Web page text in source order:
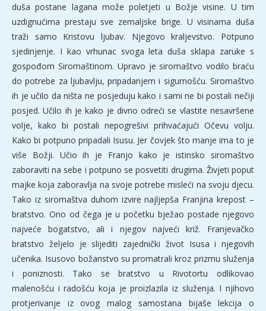
duša postane lagana može poletjeti u Božje visine. U tim
uzdignućima prestaju sve zemaljske brige. U visinama duša
traži samo Kristovu ljubav. Njegovo kraljevstvo. Potpuno
sjedinjenje. I kao vrhunac svoga leta duša sklapa zaruke s
gospođom Siromaštinom. Upravo je siromaštvo vodilo braću
do potrebe za ljubavlju, pripadanjem i sigurnošću. Siromaštvo
ih je učilo da ništa ne posjeduju kako i sami ne bi postali nečiji
posjed. Učilo ih je kako je divno odreći se vlastite nesavršene
volje, kako bi postali nepogrešivi prihvaćajući Očevu volju.
Kako bi potpuno pripadali Isusu. Jer čovjek što manje ima to je
više Božji. Učio ih je Franjo kako je istinsko siromaštvo
zaboraviti na sebe i potpuno se posvetiti drugima. Živjeti poput
majke koja zaboravlja na svoje potrebe misleći na svoju djecu.
Tako iz siromaštva duhom izvire najljepša Franjina krepost –
bratstvo. Ono od čega je u početku bježao postade njegovo
najveće bogatstvo, ali i njegov najveći križ. Franjevačko
bratstvo željelo je slijediti zajednički život Isusa i njegovih
učenika. Isusovo božanstvo su promatrali kroz prizmu služenja
i poniznosti. Tako se bratstvo u Rivotortu odlikovao
malenošću i radošću koja je proizlazila iz služenja. I njihovo
protjerivanje iz ovog malog samostana bijaše lekcija o